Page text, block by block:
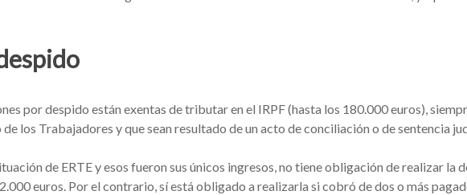
por despido están exentas de tributar en el IRPF (hasta los 180.000 euros),
los Trabajadores y que sean resultado de un acto de conciliación o de sentencia
de ERTE y esos fueron sus únicos ingresos, no tiene obligación de realizar la
euros. Por el contrario, sí está obligado a realizarla si cobró de dos o más